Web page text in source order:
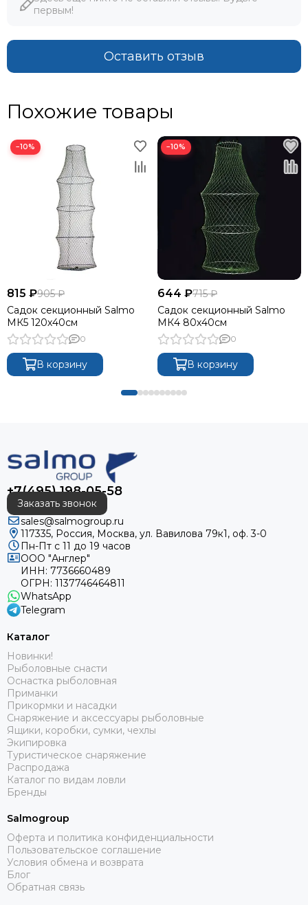
первым!
Оставить отзыв
Похожие товары
−10%
815 ₽905 ₽
Садок секционный Salmo
МК5 120х40см
0
В корзину
−10%
644 ₽715 ₽
Садок секционный Salmo
МК4 80х40см
0
В корзину
+7(495) 198-05-58
Заказать звонок
sales@salmogroup.ru
117335, Россия, Москва, ул. Вавилова 79к1, оф. 3-0
Пн-Пт с 11 до 19 часов
ООО "Англер"
ИНН: 7736660489
ОГРН: 1137746464811
WhatsApp
Telegram
Каталог
Новинки!
Рыболовные снасти
Оснастка рыболовная
Приманки
Прикормки и насадки
Снаряжение и аксессуары рыболовные
Ящики, коробки, сумки, чехлы
Экипировка
Туристическое снаряжение
Распродажа
Каталог по видам ловли
Бренды
Salmogroup
Оферта и политика конфиденциальности
Пользовательское соглашение
Условия обмена и возврата
Блог
Обратная связь